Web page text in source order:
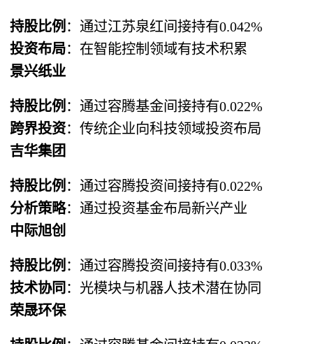
持股比例 ：通过江苏泉红间接持有0.042%
投资布局：在智能控制领域有技术积累
景兴纸业
持股比例 ：通过容腾基金间接持有0.022%
跨界投资：传统企业向科技领域投资布局
吉华集团
持股比例 ：通过容腾投资间接持有0.022%
分析策略：通过投资基金布局新兴产业
中际旭创
持股比例 ：通过容腾投资间接持有0.033%
技术协同 ：光模块与机器人技术潜在协同
荣晟环保